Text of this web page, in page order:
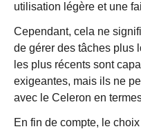
utilisation légère et une
Cependant, cela ne
de gérer des tâches plus
les plus récents sont
exigeantes, mais ils ne
avec le Celeron en
En fin de compte, le